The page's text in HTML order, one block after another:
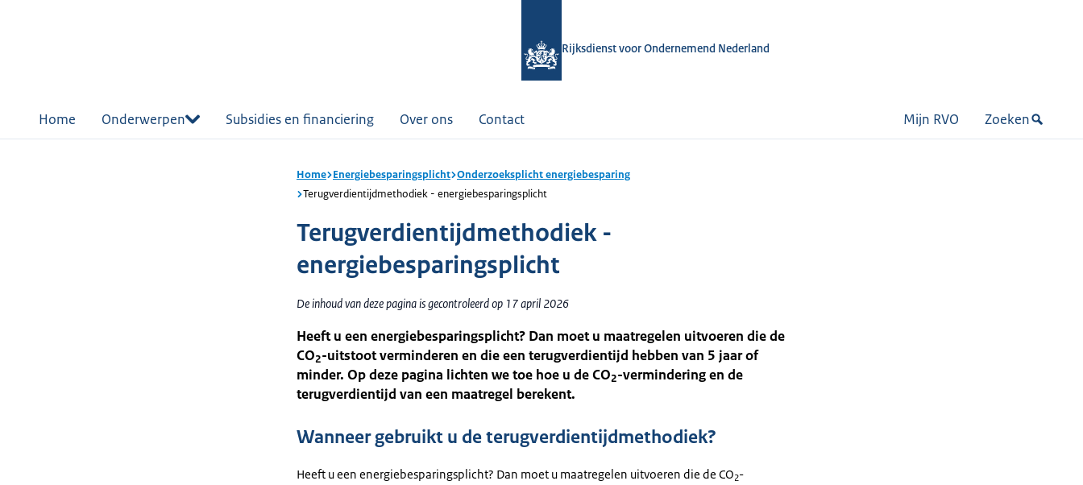
Rijksdienst voor Ondernemend Nederland
Home Onderwerpen Subsidies en financiering Over ons Contact Mijn RVO Zoeken
Home Energiebesparingsplicht Onderzoeksplicht energiebesparing
Terugverdientijdmethodiek - energiebesparingsplicht
Terugverdientijdmethodiek -
energiebesparingsplicht
De inhoud van deze pagina is gecontroleerd op 17 april 2026
Heeft u een energiebesparingsplicht? Dan moet u maatregelen uitvoeren die de
CO2-uitstoot verminderen en die een terugverdientijd hebben van 5 jaar of
minder. Op deze pagina lichten we toe hoe u de CO2-vermindering en de
terugverdientijd van een maatregel berekent.
Wanneer gebruikt u de terugverdientijdmethodiek?
Heeft u een energiebesparingsplicht? Dan moet u maatregelen uitvoeren die de CO2-